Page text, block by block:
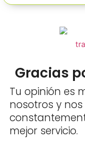
Gracias
Tu opinión es
nosotros y
mejor servicio.